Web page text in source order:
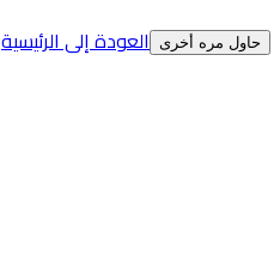
حاول مره أخرى العودة إلى الرئيسية